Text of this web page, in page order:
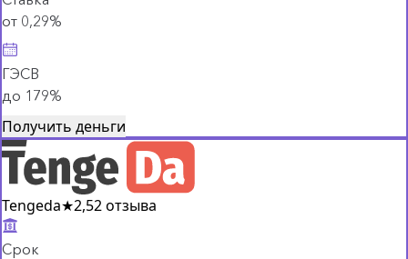
от 0,29%
ГЭСВ
до 179%
Получить деньги
Tengeda★2,52 отзыва
Срок